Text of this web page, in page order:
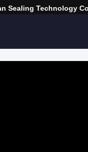
Sealing Technology